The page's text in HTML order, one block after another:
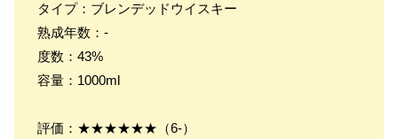
タイプ：ブレンデッドウイスキー
熟成年数：-
度数：43%
容量：1000ml
評価：★★★★★★（6-）